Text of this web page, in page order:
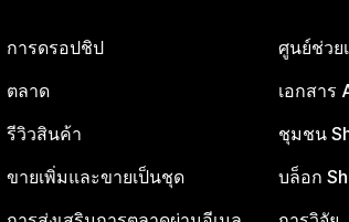
การดรอปชิป
ตลาด
รีวิวสินค้า
ขายเพิ่มและขายเป็นชุด
ศูนย์ช่วย
เอกสาร
ชุมชน
บล็อก